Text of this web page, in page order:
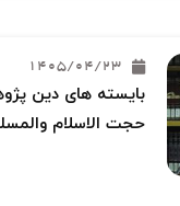
1405/04/23
بایسته های دین
حجت الاسلام